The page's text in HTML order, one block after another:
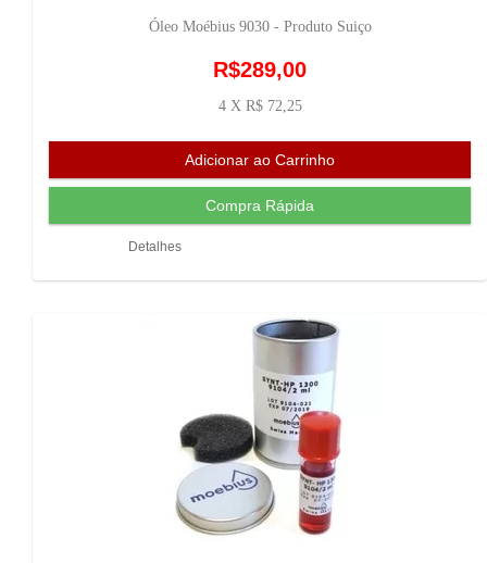
Óleo Moébius 9030 - Produto Suiço
R$289,00
4 X R$ 72,25
Detalhes